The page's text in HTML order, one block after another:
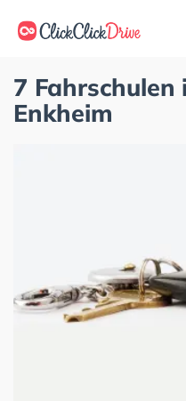
7 Fahrschulen
Enkheim